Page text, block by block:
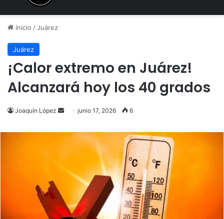
Inicio /Juárez
Juárez
¡Calor extremo en Juárez!
Alcanzará hoy los 40 grados
Joaquín López
Send
email
junio 17, 2026 6